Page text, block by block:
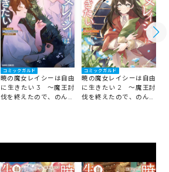
コミックガルド
暁の魔女レイシーは自由
に生きたい 3 ～魔王討
伐を終えたので、のんび
コミックガルド
暁の魔女レイシーは自由
に生きたい 2 ～魔王討
伐を終えたので、のんび